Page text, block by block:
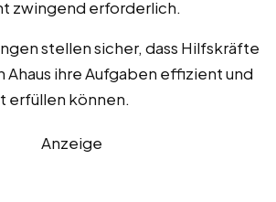
zwingend erforderlich.
stellen sicher, dass Hilfskräfte
Ahaus ihre Aufgaben effizient und
erfüllen können.
Anzeige